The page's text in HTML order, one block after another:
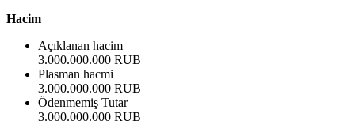
Hacim
Açıklanan hacim
3.000.000.000 RUB
Plasman hacmi
3.000.000.000 RUB
Ödenmemiş Tutar
3.000.000.000 RUB